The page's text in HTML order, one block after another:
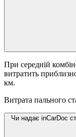
При середній
витратить
км.
Витрата пального
Чи надає inCarDoc